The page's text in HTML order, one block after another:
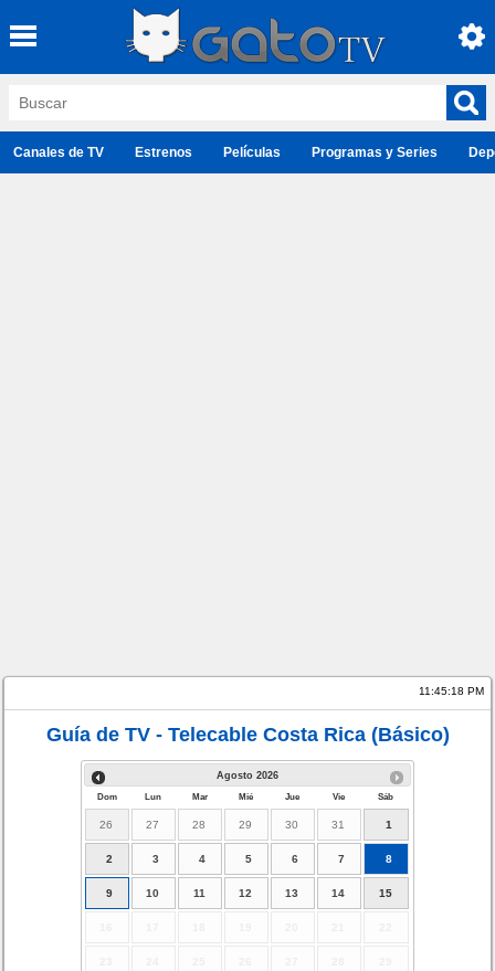
Canales de TV Estrenos Películas Programas y Series
11:45:19 PM
Guía de TV - Telecable Costa Rica (Básico)
Agosto 2026
Dom Lun Mar Mié Jue Vie Sáb
26 27 28 29 30 31 1
2 3 4 5 6 7 8
9 10 11 12 13 14 15